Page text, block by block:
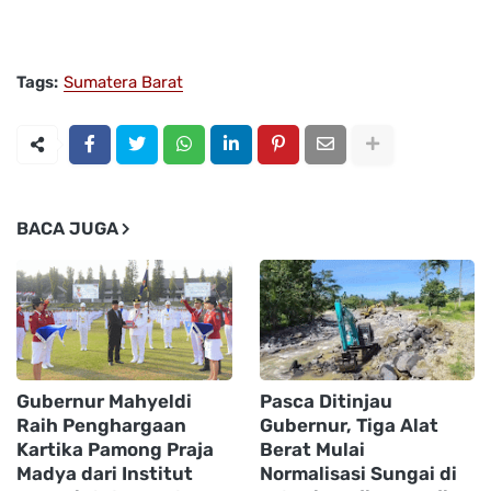
Tags: Sumatera Barat
BACA JUGA
Gubernur Mahyeldi
Raih Penghargaan
Kartika Pamong Praja
Madya dari Institut
Pasca Ditinjau
Gubernur, Tiga Alat
Berat Mulai
Normalisasi Sungai di